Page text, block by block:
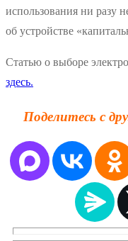
использования ни разу
об устройстве
Статью о выборе
здесь.
Поделитесь с